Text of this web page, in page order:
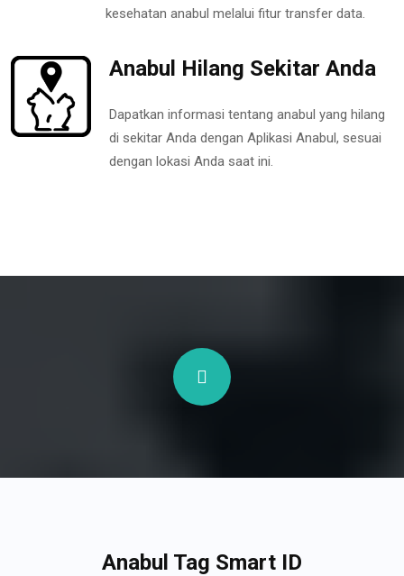
kesehatan anabul melalui fitur transfer data.
Anabul Hilang Sekitar Anda
Dapatkan informasi tentang anabul yang hilang
di sekitar Anda dengan Aplikasi Anabul, sesuai
dengan lokasi Anda saat ini.
Anabul Tag Smart ID